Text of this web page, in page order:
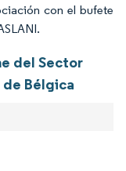
con el bufete
del Sector
Bélgica